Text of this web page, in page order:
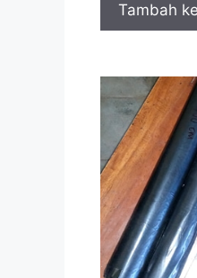
Tambah